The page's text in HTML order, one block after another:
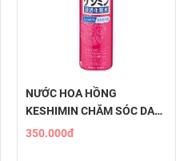
NƯỚC HOA HỒNG
KESHIMIN CHĂM SÓC DA
THÂM, NÁM, TÀN NHANG
350.000đ